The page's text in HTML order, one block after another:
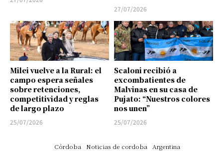
27/07/2026
Milei vuelve a la Rural: el
campo espera señales
sobre retenciones,
competitividad y reglas
de largo plazo
25/07/2026
Scaloni recibió a
excombatientes de
Malvinas en su casa de
Pujato: “Nuestros colores
nos unen”
25/07/2026
Córdoba Noticias de cordoba Argentina